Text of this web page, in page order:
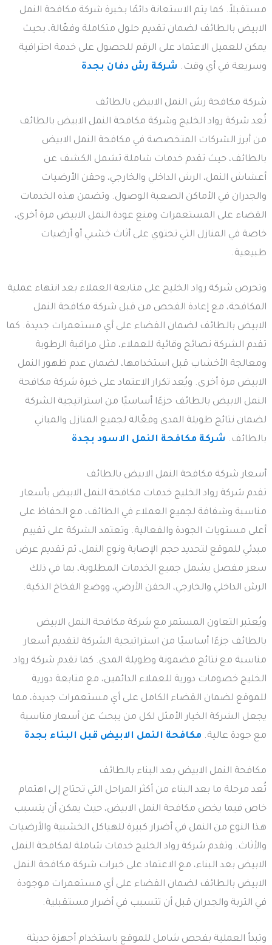
مستقبلاً. كما يتم الاستعانة دائمًا بخبرة شركة مكافحة النمل
الابيض بالطائف لضمان تقديم حلول متكاملة وفعّالة، بحيث
يمكن للعميل الاعتماد على الرقم للحصول على خدمة احترافية
وسريعة في أي وقت. شركة رش دفان بجدة
شركة مكافحة رش النمل الابيض بالطائف
تُعد شركة رواد الخليج وشركة مكافحة النمل الابيض بالطائف
من أبرز الشركات المتخصصة في مكافحة النمل الابيض
بالطائف، حيث تقدم خدمات شاملة تشمل الكشف عن
أعشاش النمل، الرش الداخلي والخارجي، وحقن الأرضيات
والجدران في الأماكن الصعبة الوصول. وتضمن هذه الخدمات
القضاء على المستعمرات ومنع عودة النمل الابيض مرة أخرى،
خاصة في المنازل التي تحتوي على أثاث خشبي أو أرضيات
طبيعية.
وتحرص شركة رواد الخليج على متابعة العملاء بعد انتهاء عملية
المكافحة، مع إعادة الفحص من قبل شركة مكافحة النمل
الابيض بالطائف لضمان القضاء على أي مستعمرات جديدة. كما
تقدم الشركة نصائح وقائية للعملاء، مثل مراقبة الرطوبة
ومعالجة الأخشاب قبل استخدامها، لضمان عدم ظهور النمل
الابيض مرة أخرى. ويُعد تكرار الاعتماد على خبرة شركة مكافحة
النمل الابيض بالطائف جزءًا أساسيًا من استراتيجية الشركة
لضمان نتائج طويلة المدى وفعّالة لجميع المنازل والمباني
بالطائف. شركة مكافحة النمل الاسود بجدة
أسعار شركة مكافحة النمل الابيض بالطائف
تقدم شركة رواد الخليج خدمات مكافحة النمل الابيض بأسعار
مناسبة وشفافة لجميع العملاء في الطائف، مع الحفاظ على
أعلى مستويات الجودة والفعالية. وتعتمد الشركة على تقييم
مبدئي للموقع لتحديد حجم الإصابة ونوع النمل، ثم تقديم عرض
سعر مفصل يشمل جميع الخدمات المطلوبة، بما في ذلك
الرش الداخلي والخارجي، الحقن الأرضي، ووضع الفخاخ الذكية.
ويُعتبر التعاون المستمر مع شركة مكافحة النمل الابيض
بالطائف جزءًا أساسيًا من استراتيجية الشركة لتقديم أسعار
مناسبة مع نتائج مضمونة وطويلة المدى. كما تقدم شركة رواد
الخليج خصومات دورية للعملاء الدائمين، مع متابعة دورية
للموقع لضمان القضاء الكامل على أي مستعمرات جديدة، مما
يجعل الشركة الخيار الأمثل لكل من يبحث عن أسعار مناسبة
مع جودة عالية. مكافحة النمل الابيض قبل البناء بجدة
مكافحة النمل الابيض بعد البناء بالطائف
تُعد مرحلة ما بعد البناء من أكثر المراحل التي تحتاج إلى اهتمام
خاص فيما يخص مكافحة النمل الابيض، حيث يمكن أن يتسبب
هذا النوع من النمل في أضرار كبيرة للهياكل الخشبية والأرضيات
والأثاث. وتقدم شركة رواد الخليج خدمات شاملة لمكافحة النمل
الابيض بعد البناء، مع الاعتماد على خبرات شركة مكافحة النمل
الابيض بالطائف لضمان القضاء على أي مستعمرات موجودة
في التربة والجدران قبل أن تتسبب في أضرار مستقبلية.
وتبدأ العملية بفحص شامل للموقع باستخدام أجهزة حديثة